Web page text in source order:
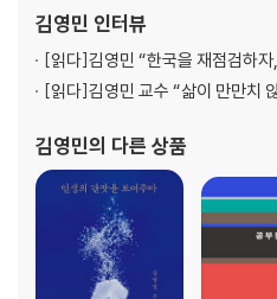
한국의 대학: 자유의 궤적
한국의 청년: 그냥 이렇게 살다가 죽
한국의 어른: 환멸에 맞서는 안티테제
한국의 사진: 한국 주제의 전시에 가다
한국의 건축: 자유의 여신상을 보다
3부 한국의 미래
한국의 소원: 누군가의 소원을 본다는
생의
김영민 인터뷰
[읽다]김영민 “한국을 재점검하
[읽다]김영민 교수 “삶이 만만치
김영민의 다른 상품